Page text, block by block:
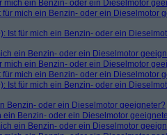
mich ein Benzin- oder ein Dieselmotor
für mich ein Benzin- oder ein Dieselmotor
Ist für mich ein Benzin- oder ein
ein Benzin- oder ein Dieselmotor
mich ein Benzin- oder ein Dieselmotor
für mich ein Benzin- oder ein Dieselmotor
Ist für mich ein Benzin- oder ein
Benzin- oder ein Dieselmotor geeigneter?
ein Benzin- oder ein Dieselmotor
ein Benzin- oder ein Dieselmotor